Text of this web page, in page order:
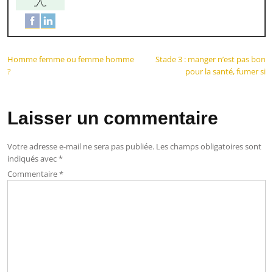
Homme femme ou femme homme
?
Stade 3 : manger n’est pas bon
pour la santé, fumer si
Laisser un commentaire
Votre adresse e-mail ne sera pas publiée. Les champs obligatoires sont
indiqués avec*
Commentaire*